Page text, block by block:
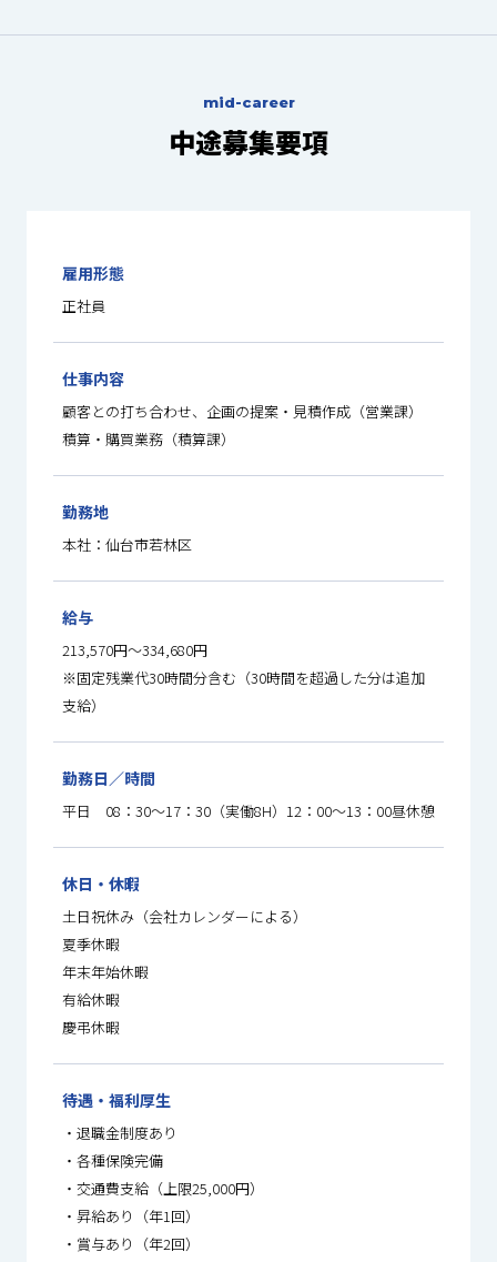
mid-career
中途募集要項
雇用形態
正社員
仕事内容
顧客との打ち合わせ、企画の提案・見積作成（営業課）
積算・購買業務（積算課）
勤務地
本社：仙台市若林区
給与
213,570円～334,680円
※固定残業代30時間分含む（30時間を超過した分は追加
支給）
勤務日／時間
平日 08：30～17：30（実働8H）12：00～13：00昼休憩
休日・休暇
土日祝休み（会社カレンダーによる）
夏季休暇
年末年始休暇
有給休暇
慶弔休暇
待遇・福利厚生
・退職金制度あり
・各種保険完備
・交通費支給（上限25,000円）
・昇給あり（年1回）
・賞与あり（年2回）